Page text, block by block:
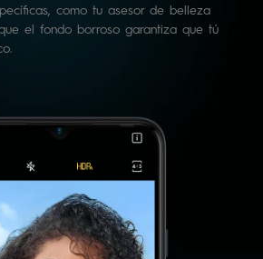
como tu asesor de belleza
el fondo borroso garantiza que tú